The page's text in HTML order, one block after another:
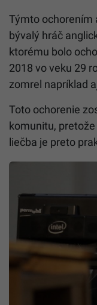
Týmto ochorením
bývalý hráč
ktorému bolo
2018 vo veku 29
zomrel napríklad
Toto ochorenie
komunitu,
liečba je preto